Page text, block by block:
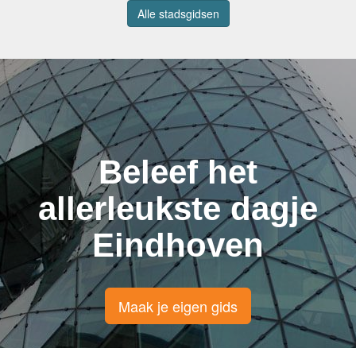
Alle stadsgidsen
Beleef het
allerleukste dagje
Eindhoven
Maak je eigen gids